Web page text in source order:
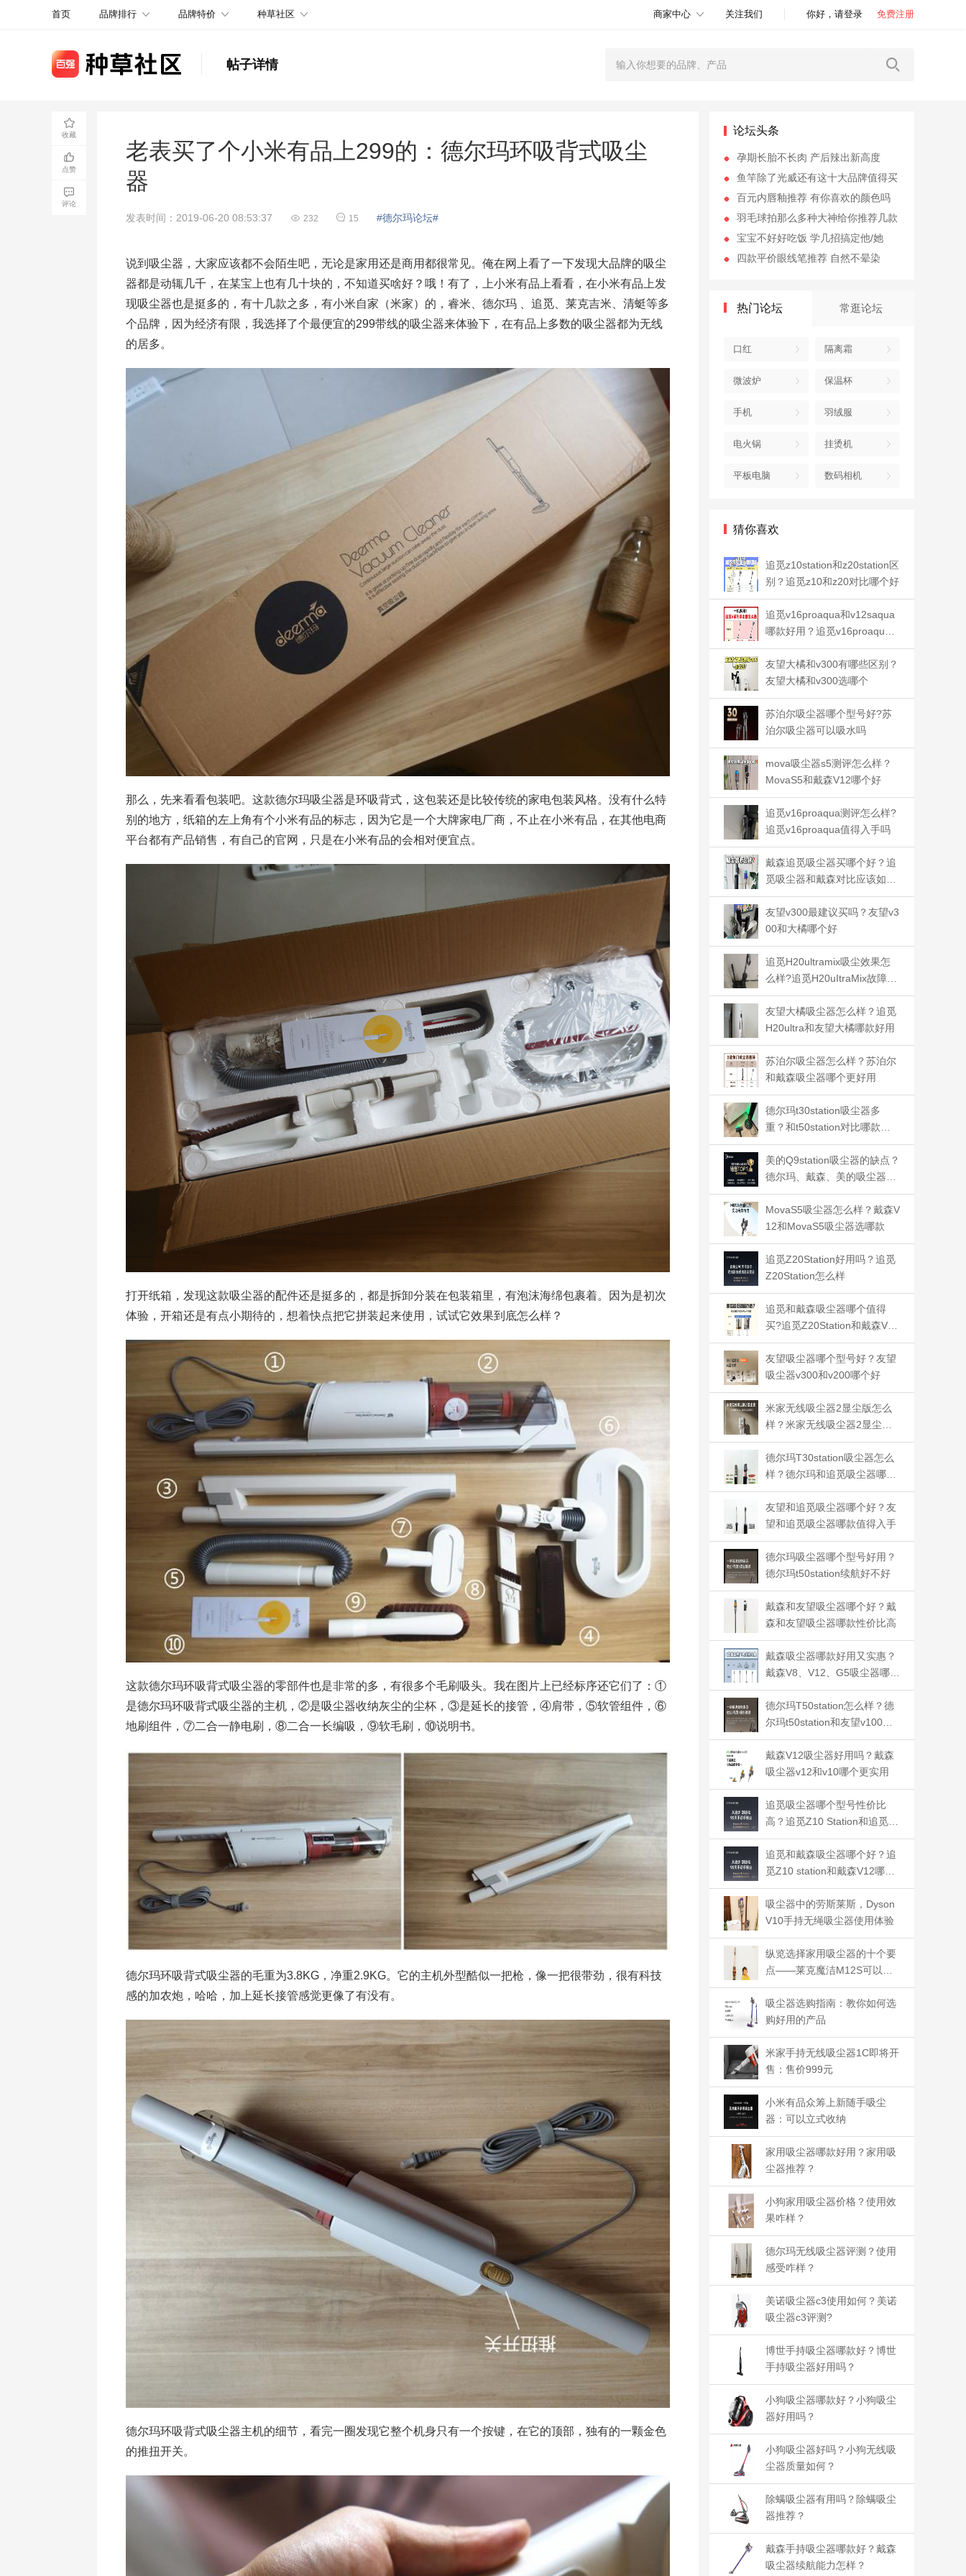
首页 品牌排行 品牌特价 种草社区 商家中心 关注我们 你好，请登录 免费注册
帖子详情
收藏
点赞
评论
老表买了个小米有品上299的：德尔玛环吸背式吸尘
器
发表时间：2019-06-20 08:53:37 232 15 #德尔玛论坛#
说到吸尘器，大家应该都不会陌生吧，无论是家用还是商用都很常见。俺在网上看了一下发现大品牌的吸尘
器都是动辄几千，在某宝上也有几十块的，不知道买啥好？哦！有了，上小米有品上看看，在小米有品上发
现吸尘器也是挺多的，有十几款之多，有小米自家（米家）的，睿米、德尔玛 、追觅、莱克吉米、清蜓等多
个品牌，因为经济有限，我选择了个最便宜的299带线的吸尘器来体验下，在有品上多数的吸尘器都为无线
的居多。
那么，先来看看包装吧。这款德尔玛吸尘器是环吸背式，这包装还是比较传统的家电包装风格。没有什么特
别的地方，纸箱的左上角有个小米有品的标志，因为它是一个大牌家电厂商，不止在小米有品，在其他电商
平台都有产品销售，有自己的官网，只是在小米有品的会相对便宜点。
打开纸箱，发现这款吸尘器的配件还是挺多的，都是拆卸分装在包装箱里，有泡沫海绵包裹着。因为是初次
体验，开箱还是有点小期待的，想着快点把它拼装起来使用，试试它效果到底怎么样？
这款德尔玛环吸背式吸尘器的零部件也是非常的多，有很多个毛刷吸头。我在图片上已经标序还它们了：①
是德尔玛环吸背式吸尘器的主机，②是吸尘器收纳灰尘的尘杯，③是延长的接管，④肩带，⑤软管组件，⑥
地刷组件，⑦二合一静电刷，⑧二合一长编吸，⑨软毛刷，⑩说明书。
德尔玛环吸背式吸尘器的毛重为3.8KG，净重2.9KG。它的主机外型酷似一把枪，像一把很带劲，很有科技
感的加农炮，哈哈，加上延长接管感觉更像了有没有。
德尔玛环吸背式吸尘器主机的细节，看完一圈发现它整个机身只有一个按键，在它的顶部，独有的一颗金色
的推扭开关。
论坛头条
孕期长胎不长肉 产后辣出新高度
鱼竿除了光威还有这十大品牌值得买
百元内唇釉推荐 有你喜欢的颜色吗
羽毛球拍那么多种大神给你推荐几款
宝宝不好好吃饭 学几招搞定他/她
四款平价眼线笔推荐 自然不晕染
热门论坛 常逛论坛
口红 隔离霜
微波炉 保温杯
手机 羽绒服
电火锅 挂烫机
平板电脑 数码相机
猜你喜欢
追觅z10station和z20station区
别？追觅z10和z20对比哪个好
追觅v16proaqua和v12saqua
哪款好用？追觅v16proaqua
和v12saqua如何选
友望大橘和v300有哪些区别？
友望大橘和v300选哪个
苏泊尔吸尘器哪个型号好?苏
泊尔吸尘器可以吸水吗
mova吸尘器s5测评怎么样？
MovaS5和戴森V12哪个好
追觅v16proaqua测评怎么样?
追觅v16proaqua值得入手吗
戴森追觅吸尘器买哪个好？追
觅吸尘器和戴森对比应该如何
选
友望v300最建议买吗？友望v3
00和大橘哪个好
追觅H20ultramix吸尘效果怎
么样?追觅H20uItraMix故障高
吗
友望大橘吸尘器怎么样？追觅
H20ultra和友望大橘哪款好用
苏泊尔吸尘器怎么样？苏泊尔
和戴森吸尘器哪个更好用
德尔玛t30station吸尘器多
重？和t50station对比哪款好
用
美的Q9station吸尘器的缺点？
德尔玛、戴森、美的吸尘器哪
款值得入手
MovaS5吸尘器怎么样？戴森V
12和MovaS5吸尘器选哪款
追觅Z20Station好用吗？追觅
Z20Station怎么样
追觅和戴森吸尘器哪个值得
买?追觅Z20Station和戴森V12
到底买哪个
友望吸尘器哪个型号好？友望
吸尘器v300和v200哪个好
米家无线吸尘器2显尘版怎么
样？米家无线吸尘器2显尘版
怎么用
德尔玛T30station吸尘器怎么
样？德尔玛和追觅吸尘器哪个
好
友望和追觅吸尘器哪个好？友
望和追觅吸尘器哪款值得入手
德尔玛吸尘器哪个型号好用？
德尔玛t50station续航好不好
戴森和友望吸尘器哪个好？戴
森和友望吸尘器哪款性价比高
戴森吸尘器哪款好用又实惠？
戴森V8、V12、G5吸尘器哪款
好用
德尔玛T50station怎么样？德
尔玛t50station和友望v100对
比哪个好
戴森V12吸尘器好用吗？戴森
吸尘器v12和v10哪个更实用
追觅吸尘器哪个型号性价比
高？追觅Z10 Station和追觅Z
20 Station怎么选
追觅和戴森吸尘器哪个好？追
觅Z10 station和戴森V12哪个
更值得购买
吸尘器中的劳斯莱斯，Dyson
V10手持无绳吸尘器使用体验
纵览选择家用吸尘器的十个要
点——莱克魔洁M12S可以得
满分
吸尘器选购指南：教你如何选
购好用的产品
米家手持无线吸尘器1C即将开
售：售价999元
小米有品众筹上新随手吸尘
器：可以立式收纳
家用吸尘器哪款好用？家用吸
尘器推荐？
小狗家用吸尘器价格？使用效
果咋样？
德尔玛无线吸尘器评测？使用
感受咋样？
美诺吸尘器c3使用如何？美诺
吸尘器c3评测?
博世手持吸尘器哪款好？博世
手持吸尘器好用吗？
小狗吸尘器哪款好？小狗吸尘
器好用吗？
小狗吸尘器好吗？小狗无线吸
尘器质量如何？
除螨吸尘器有用吗？除螨吸尘
器推荐？
戴森手持吸尘器哪款好？戴森
吸尘器续航能力怎样？